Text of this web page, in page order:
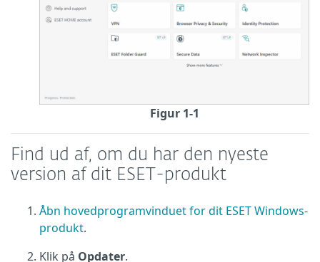
Figur 1-1
Find ud af, om du har den nyeste
version af dit ESET-produkt
Åbn hovedprogramvinduet for dit ESET Windows-
produkt.
Klik på Opdater.